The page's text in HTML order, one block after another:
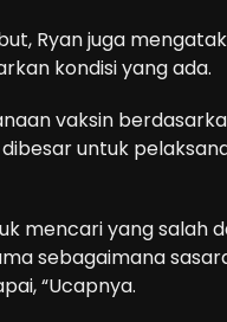
Ryan juga
kondisi yang ada.
vaksin
untuk
mencari yang salah
sebagaimana
“Ucapnya.